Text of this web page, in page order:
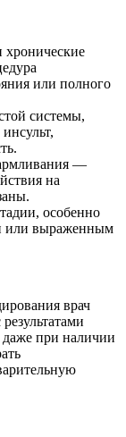
или полного
системы,
—
на
особенно
или выраженным
врач
при наличии